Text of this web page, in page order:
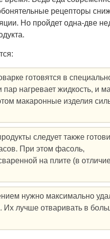
рецепторы
Но пройдет одна-две
готовятся в
нагревает жидкость, и
макаронные изделия
следует также
При этом фасоль,
на плите (в
нужно максимально
Их лучше отваривать в